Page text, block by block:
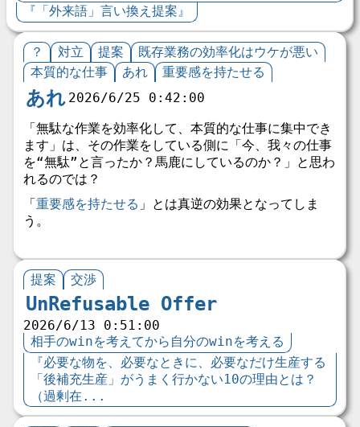
『「外来語」言い換え提案』
？ 対立 提案
既存業務の効率化はウケが悪い
本質的な仕事
あれ 重要感を持たせる
あれ 2026/6/25 0:42:00
「無駄な作業を効率化して、本質的な仕事に集中でき
ます」は、その作業をしている側に「今、我々の仕事
を“無駄”と言ったか？馬鹿にしているのか？」と思わ
れるのでは？
「重要感を持たせる 」とは真逆の効果となってしま
う。
提案 交渉
UnRefusable Offer
2026/6/13 0:51:00
相手のwinを考えてから自分のwinを考える
『必要な物を、必要なときに、必要なだけ生産する
「後補充生産」がうまく行かない10の理由とは？
（過剰在...